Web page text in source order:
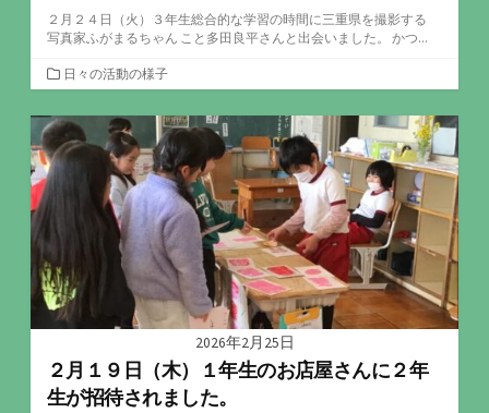
２月２４日（火）３年生総合的な学習の時間に三重県を撮影する
写真家ふがまるちゃん こと多田良平さんと出会いました。 かつ...
カ
テ
ゴ
リ
ー
日々の活動の様子
2026年2月25日
２月１９日（木）１年生のお店屋さんに２年
生が招待されました。